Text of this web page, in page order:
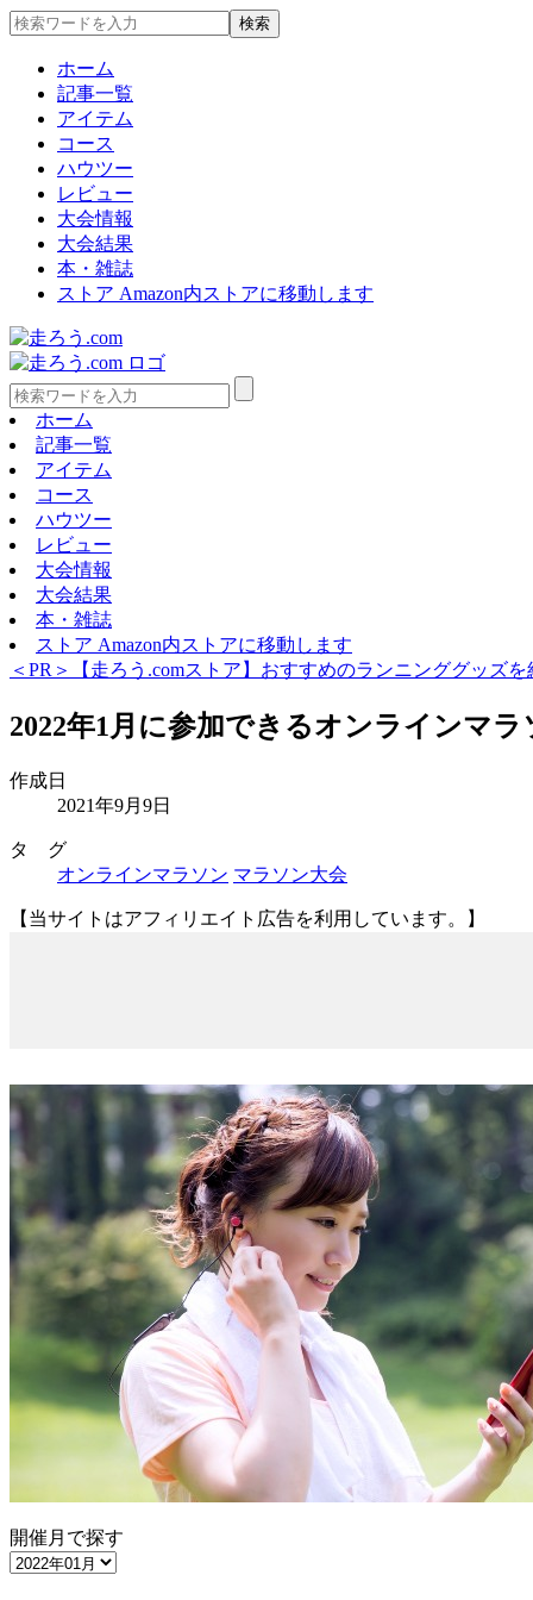
ホーム
記事一覧
アイテム
コース
ハウツー
レビュー
大会情報
大会結果
本・雑誌
ストア Amazon内ストアに移動します
ホーム
記事一覧
アイテム
コース
ハウツー
レビュー
大会情報
大会結果
本・雑誌
ストア Amazon内ストアに移動します
＜PR＞【走ろう.comストア】おすすめのランニンググッズを
2022年1月に参加できるオンラインマ
作成日
2021年9月9日
タ グ
オンラインマラソン マラソン大会
【当サイトはアフィリエイト広告を利用しています。】
開催月で探す